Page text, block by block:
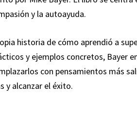
y la autoayuda.
historia de cómo aprendió a
y ejemplos concretos, Bayer
con pensamientos más
y alcanzar el éxito.